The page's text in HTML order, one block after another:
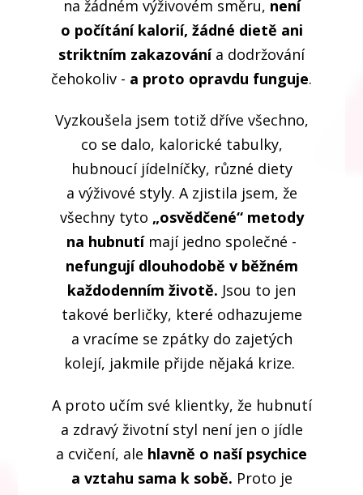
na žádném výživovém směru, není
o počítání kalorií, žádné dietě ani
striktním zakazovánía dodržování
čehokoliv - a proto opravdu funguje.
Vyzkoušela jsem totiž dříve všechno,
co se dalo, kalorické tabulky,
hubnoucí jídelníčky, různé diety
a výživové styly. A zjistila jsem, že
všechny tyto „osvědčené“ metody
na hubnutímají jedno společné -
nefungují dlouhodobě v běžném
každodenním životě. Jsou to jen
takové berličky, které odhazujeme
a vracíme se zpátky do zajetých
kolejí, jakmile přijde nějaká krize.
A proto učím své klientky, že hubnutí
a zdravý životní styl není jen o jídle
a cvičení, ale hlavně o naší psychice
a vztahu sama k sobě. Proto je